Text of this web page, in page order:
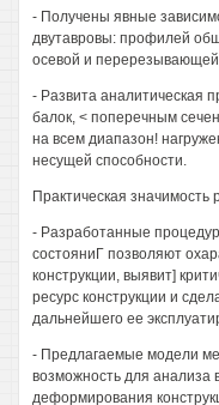
- Получены явные
двутавровы: профилей
осевой и
- Развита аналитическая
балок, < поперечным
на всем диапазон!
несущей способности.
Практическая значимость
- Разработанные
состояниГ позволяют
конструкции, выявит]
ресурс конструкции и
дальнейшего ее
- Предлагаемые модели
возможность для анализа
деформирования